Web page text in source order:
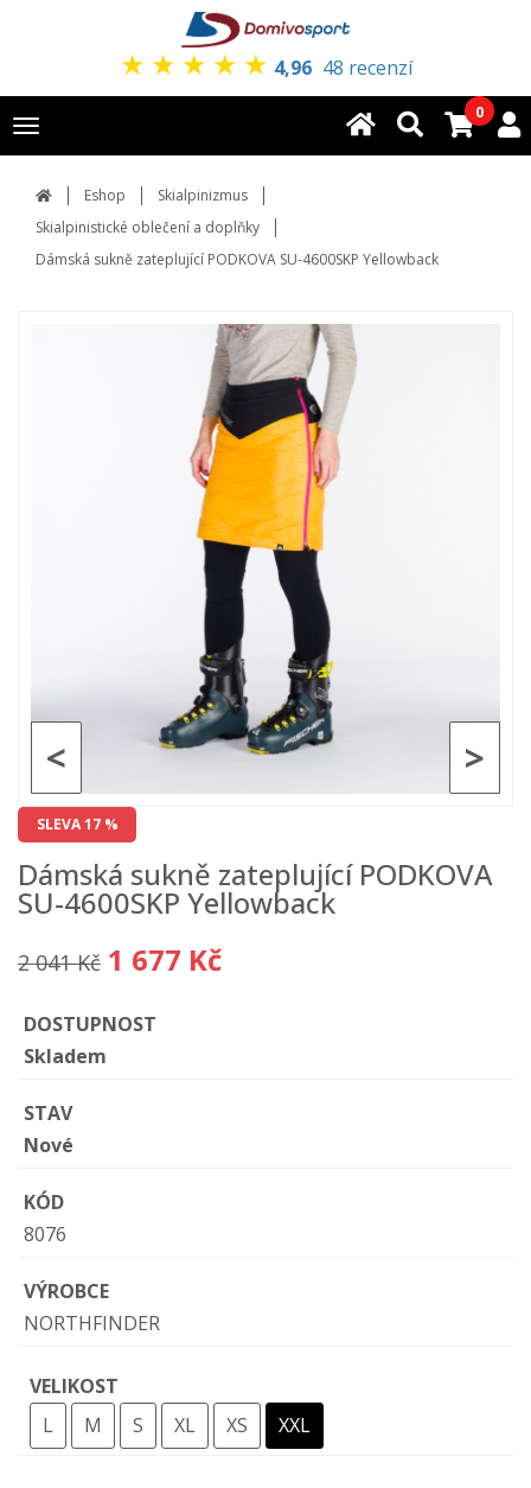
★ ★ ★ ★ ★ 4,96 48 recenzí
Toggle
navigation
0
Eshop
Skialpinizmus
Skialpinistické oblečení a doplňky
Dámská sukně zateplující PODKOVA SU-4600SKP Yellowback
>
<
SLEVA 17 %
Dámská sukně zateplující PODKOVA
SU-4600SKP Yellowback
2 041 Kč 1 677 Kč
DOSTUPNOST
Skladem
STAV
Nové
KÓD
8076
VÝROBCE
NORTHFINDER
VELIKOST
L
M S XL XS XXL